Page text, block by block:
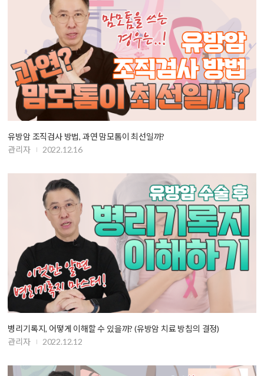
유방암 조직검사 방법, 과연 맘모톰이 최선일까?
관리자
2022.12.16
병리기록지, 어떻게 이해할 수 있을까? (유방암 치료 방침의 결정)
관리자
2022.12.12